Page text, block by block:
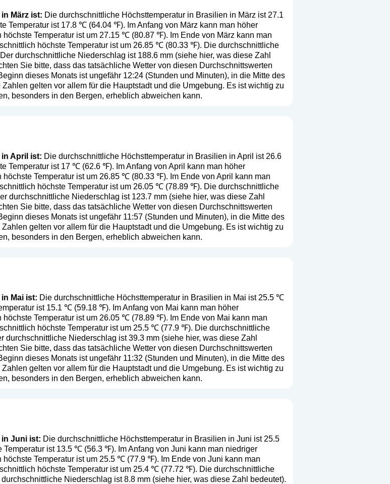
März ist: Die durchschnittliche Höchsttemperatur in Brasilien in März ist 27.1
Temperatur ist 17.8 ℃ (64.04 ℉). Im Anfang von März kann man höher
Temperatur ist um 27.15 ℃ (80.87 ℉). Im Ende von März kann man
höchste Temperatur ist um 26.85 ℃ (80.33 ℉). Die durchschnittliche
durchschnittliche Niederschlag ist 188.6 mm (siehe hier, was diese Zahl
Sie bitte, dass das tatsächliche Wetter von diesen Durchschnittswerten
dieses Monats ist ungefähr 12:24 (Stunden und Minuten), in die Mitte des
gelten vor allem für die Hauptstadt und die Umgebung. Es ist wichtig zu
besonders in den Bergen, erheblich abweichen kann.
April ist: Die durchschnittliche Höchsttemperatur in Brasilien in April ist 26.6
Temperatur ist 17 ℃ (62.6 ℉). Im Anfang von April kann man höher
Temperatur ist um 26.85 ℃ (80.33 ℉). Im Ende von April kann man
höchste Temperatur ist um 26.05 ℃ (78.89 ℉). Die durchschnittliche
durchschnittliche Niederschlag ist 123.7 mm (siehe hier, was diese Zahl
Sie bitte, dass das tatsächliche Wetter von diesen Durchschnittswerten
dieses Monats ist ungefähr 11:57 (Stunden und Minuten), in die Mitte des
gelten vor allem für die Hauptstadt und die Umgebung. Es ist wichtig zu
besonders in den Bergen, erheblich abweichen kann.
Mai ist: Die durchschnittliche Höchsttemperatur in Brasilien in Mai ist 25.5 ℃
ist 15.1 ℃ (59.18 ℉). Im Anfang von Mai kann man höher
Temperatur ist um 26.05 ℃ (78.89 ℉). Im Ende von Mai kann man
höchste Temperatur ist um 25.5 ℃ (77.9 ℉). Die durchschnittliche
durchschnittliche Niederschlag ist 39.3 mm (siehe hier, was diese Zahl
Sie bitte, dass das tatsächliche Wetter von diesen Durchschnittswerten
dieses Monats ist ungefähr 11:32 (Stunden und Minuten), in die Mitte des
gelten vor allem für die Hauptstadt und die Umgebung. Es ist wichtig zu
besonders in den Bergen, erheblich abweichen kann.
in Juni ist: Die durchschnittliche Höchsttemperatur in Brasilien in Juni ist 25.5
ist 13.5 ℃ (56.3 ℉). Im Anfang von Juni kann man niedriger
Temperatur ist um 25.5 ℃ (77.9 ℉). Im Ende von Juni kann man
höchste Temperatur ist um 25.4 ℃ (77.72 ℉). Die durchschnittliche
Niederschlag ist 8.8 mm (siehe hier, was diese Zahl bedeutet).